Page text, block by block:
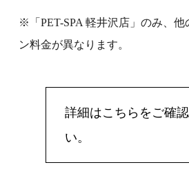
※「PET-SPA 軽井沢店」のみ、
ン料金が異なります。
詳細はこちらをご確
い。